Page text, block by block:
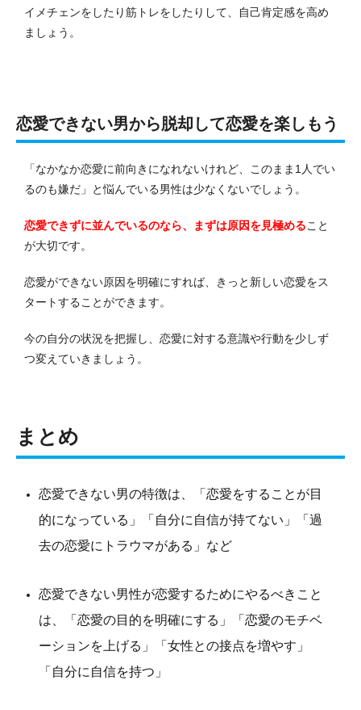
イメチェンをしたり筋トレをしたりして、自己肯定感を高め
ましょう。
恋愛できない男から脱却して恋愛を楽しもう
「なかなか恋愛に前向きになれないけれど、このまま1人でい
るのも嫌だ」と悩んでいる男性は少なくないでしょう。
恋愛できずに並んでいるのなら、まずは原因を見極めること
が大切です。
恋愛ができない原因を明確にすれば、きっと新しい恋愛をス
タートすることができます。
今の自分の状況を把握し、恋愛に対する意識や行動を少しず
つ変えていきましょう。
まとめ
恋愛できない男の特徴は、「恋愛をすることが目
的になっている」「自分に自信が持てない」「過
去の恋愛にトラウマがある」など
恋愛できない男性が恋愛するためにやるべきこと
は、「恋愛の目的を明確にする」「恋愛のモチベ
ーションを上げる」「女性との接点を増やす」
「自分に自信を持つ」